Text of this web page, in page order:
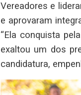
Vereadores e
e aprovaram
“Ela conquista
exaltou um dos
candidatura,